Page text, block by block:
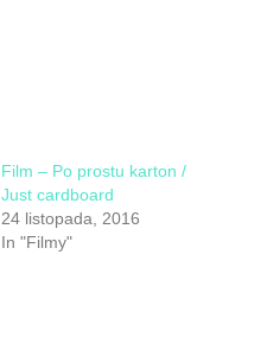
Film – Po prostu karton /
Just cardboard
24 listopada, 2016
In "Filmy"